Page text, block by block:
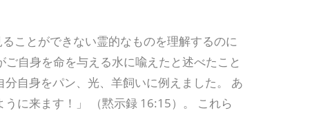
ことができない霊的なものを理解するのに
自身を命を与える水に喩えたと述べたこと
自身をパン、光、羊飼いに例えました。 あ
に来ます！」 （黙示録 16:15）。 これら